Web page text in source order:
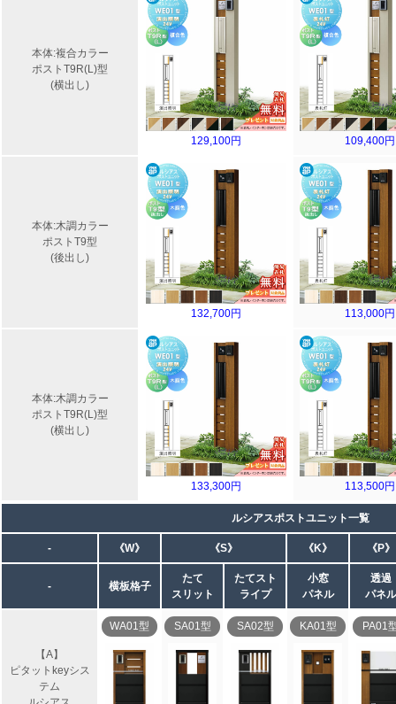
本体:複合カラー
ポストT9R(L)型
(横出し)
129,100円 109,400円
本体:木調カラー
ポストT9型
(後出し)
132,700円 113,000円
本体:木調カラー
ポストT9R(L)型
(横出し)
133,300円 113,500円
ルシアスポストユニット一覧
- 《W》 《S》 《K》 《P》
- 横板格子
たて
スリット
たてスト
ライプ
小窓
パネル
透過
パネル
【A】
ピタットkeyシス
テム
WA01型 SA01型 SA02型 KA01型 PA01